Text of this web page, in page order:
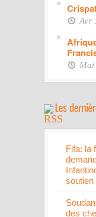
Avr
Mai
Fifa: la
soutien
des